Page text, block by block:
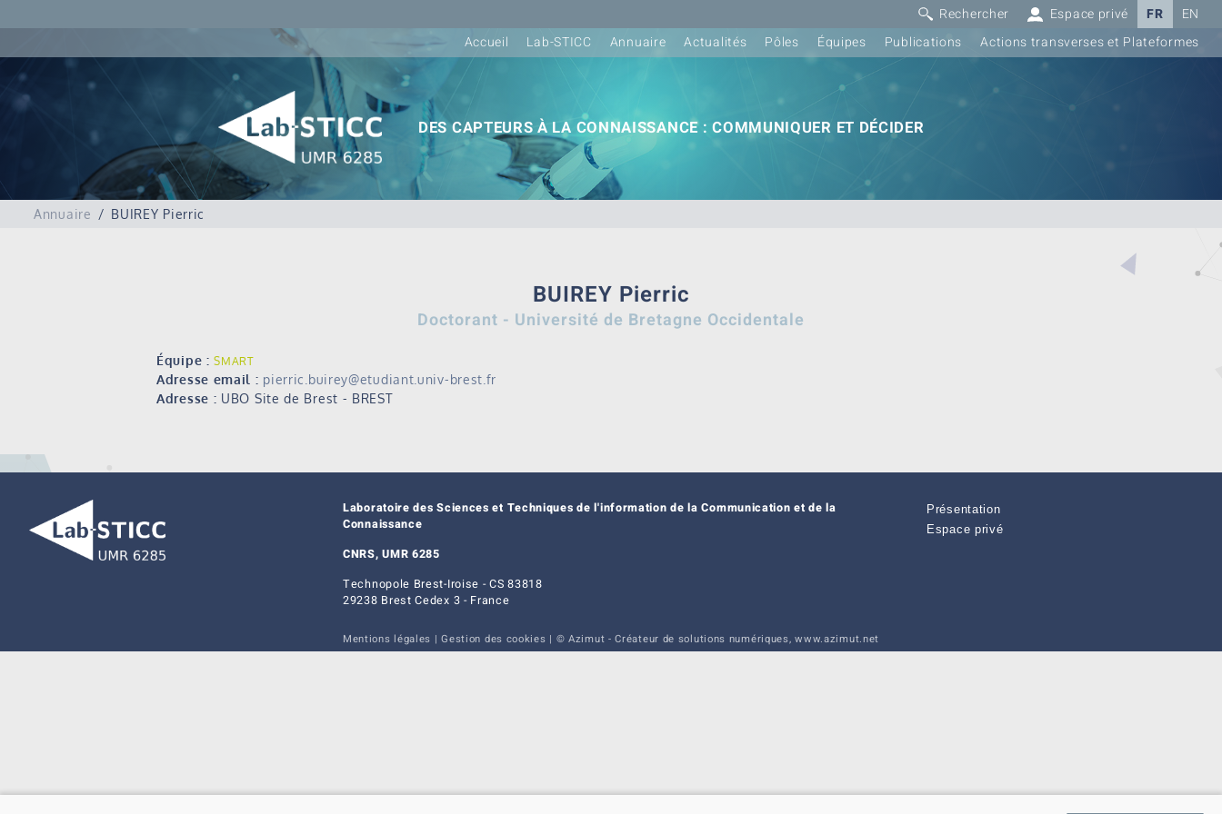
Rechercher Espace privé FR
EN
Accueil
Lab-STICC Annuaire Actualités Pôles Équipes Publications Actions transverses et Plateformes
DES CAPTEURS À LA CONNAISSANCE : COMMUNIQUER ET DÉCIDER
Annuaire BUIREY Pierric
BUIREY Pierric
Doctorant - Université de Bretagne Occidentale
Équipe :SMART
Adresse email : pierric.buirey@etudiant.univ-brest.fr
Adresse : UBO Site de Brest - BREST
Laboratoire des Sciences et Techniques de l'information de la Communication et de la
Connaissance
CNRS, UMR 6285
Technopole Brest-Iroise - CS 83818
29238 Brest Cedex 3 - France
Présentation
Espace privé
Mentions légales |Gestion des cookies | © Azimut - Créateur de solutions numériques,www.azimut.net